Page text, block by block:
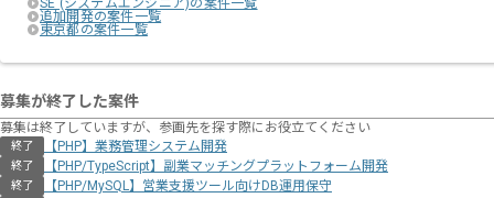
SE (システムエンジニア)の案件一覧
追加開発の案件一覧
東京都の案件一覧
募集が終了した案件
募集は終了していますが、参画先を探す際にお役立てください
終了 【PHP】業務管理システム開発
終了 【PHP/TypeScript】副業マッチングプラットフォーム開発
終了 【PHP/MySQL】営業支援ツール向けDB運用保守